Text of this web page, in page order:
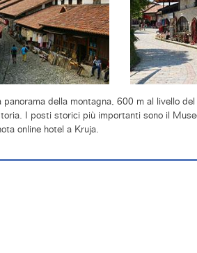
della montagna, 600 m al livello
I posti storici più importanti sono il
online hotel a Kruja.